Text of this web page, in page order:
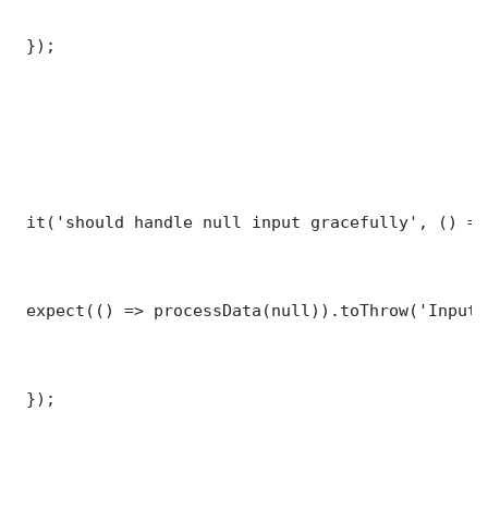
});
it('should handle null input gracefully', ()
expect(() =>
});